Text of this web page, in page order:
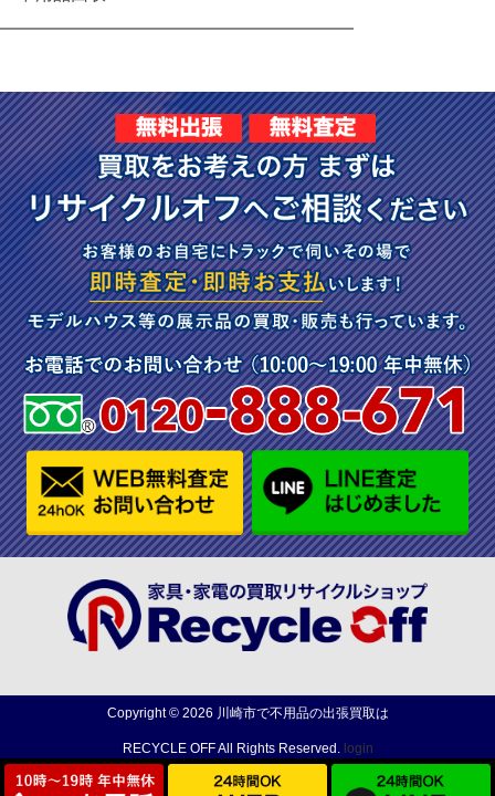
━━━━━━━━━━━━━━━━━━━━
Copyright © 2026 川崎市で不用品の出張買取は
RECYCLE OFFAll Rights Reserved. login